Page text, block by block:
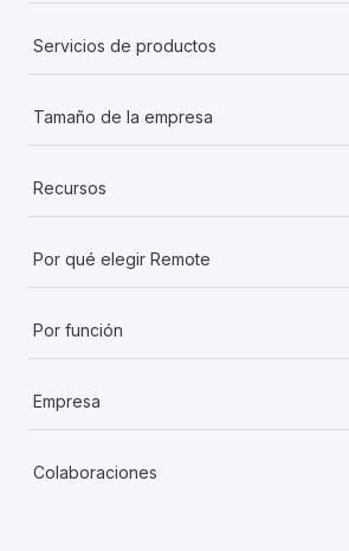
Servicios de productos
Tamaño de la empresa
Recursos
Por qué elegir Remote
Por función
Empresa
Colaboraciones